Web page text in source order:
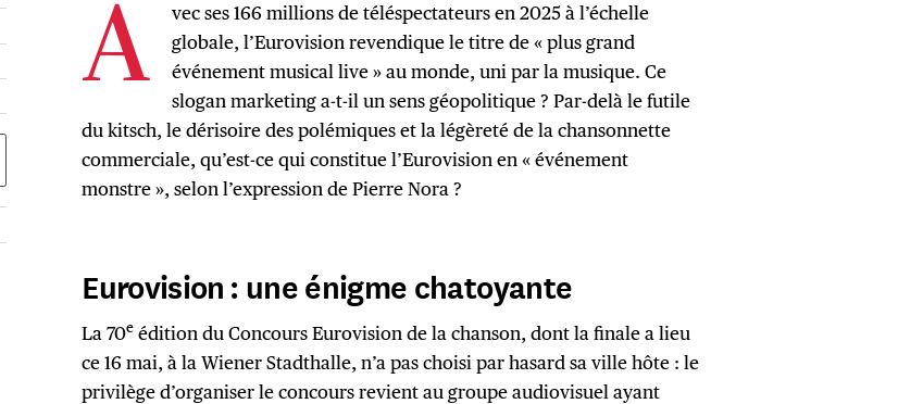
A
vec ses 166 millions de téléspectateurs en 2025 à l’échelle
globale, l’Eurovision revendique le titre de « plus grand
événement musical live » au monde, uni par la musique. Ce
slogan marketing a-t-il un sens géopolitique ? Par-delà le futile
du kitsch, le dérisoire des polémiques et la légèreté de la chansonnette
commerciale, qu’est-ce qui constitue l’Eurovision en « événement
monstre », selon l’expression de Pierre Nora ?
Eurovision : une énigme chatoyante
La 70e édition du Concours Eurovision de la chanson, dont la finale a lieu
ce 16 mai, à la Wiener Stadthalle, n’a pas choisi par hasard sa ville hôte : le
privilège d’organiser le concours revient au groupe audiovisuel ayant